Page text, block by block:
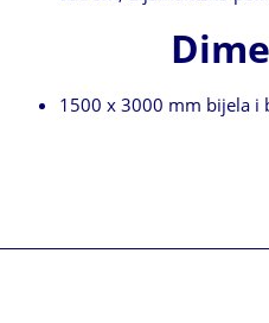
1500 x 3000 mm bijela i